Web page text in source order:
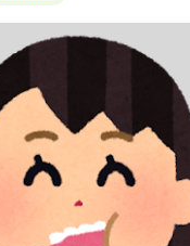
さどUIターン・地元
インターン